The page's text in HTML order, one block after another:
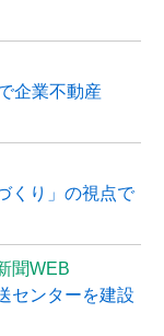
企業不動産
くり」の視点で
聞WEB
センターを建設